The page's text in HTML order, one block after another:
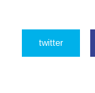
twitter